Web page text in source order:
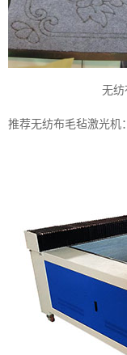
无纺
推荐无纺布毛毡激光机：